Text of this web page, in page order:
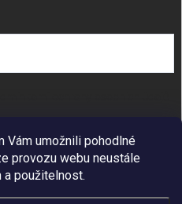
Vám umožnili pohodlné
provozu webu neustále
a použitelnost.